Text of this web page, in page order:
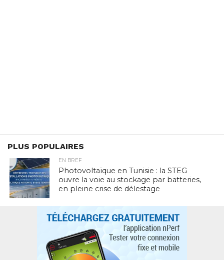
PLUS POPULAIRES
EN BREF
Photovoltaïque en Tunisie : la STEG
ouvre la voie au stockage par batteries,
en pleine crise de délestage